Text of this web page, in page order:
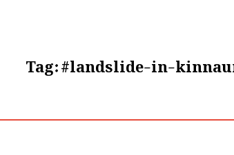
Tag:#landslide-in-